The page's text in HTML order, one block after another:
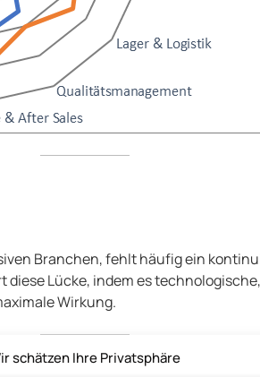
schätzen Ihre Privatsphäre
Branchen, fehlt häufig ein
diese Lücke, indem es
Wirkung.